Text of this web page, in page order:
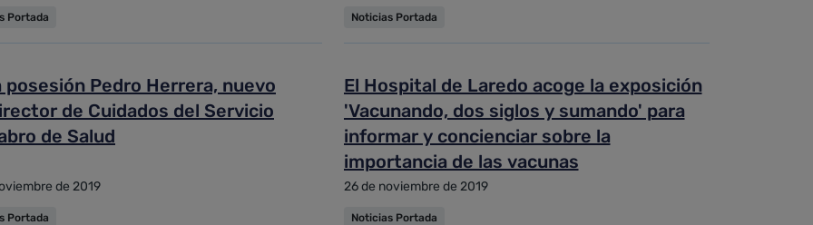
Portada Noticias Portada
posesión Pedro Herrera, nuevo
de Cuidados del Servicio
de Salud
de 2019
Portada
El Hospital de Laredo acoge la exposición
'Vacunando, dos siglos y sumando' para
informar y concienciar sobre la
importancia de las vacunas
26 de noviembre de 2019
Noticias Portada